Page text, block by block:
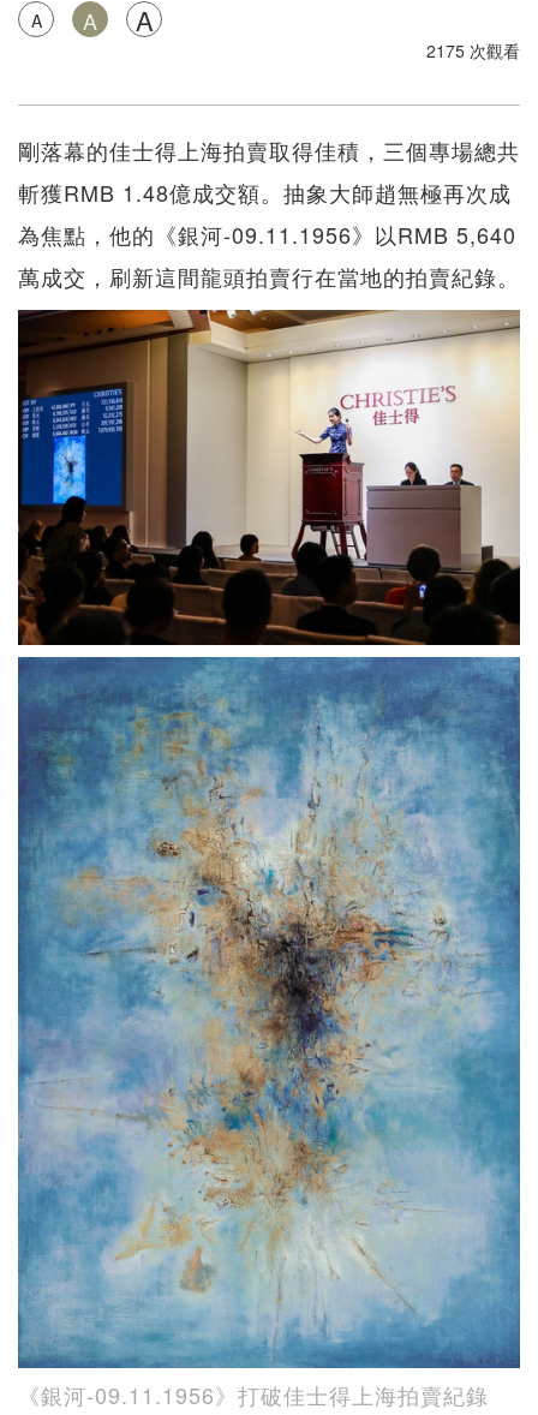
A A A
2175 次觀看
剛落幕的佳士得上海拍賣取得佳積，三個專場總共
斬獲RMB 1.48億成交額。抽象大師趙無極再次成
為焦點，他的《銀河-09.11.1956》以RMB 5,640
萬成交，刷新這間龍頭拍賣行在當地的拍賣紀錄。
《銀河-09.11.1956》打破佳士得上海拍賣紀錄